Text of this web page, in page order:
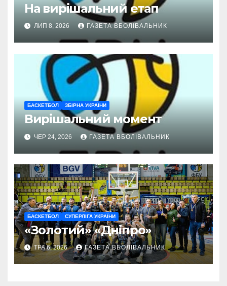
На вирішальний етап
ЛИП 8, 2026 ГАЗЕТА ВБОЛІВАЛЬНИК
БАСКЕТБОЛ ЗБІРНА УКРАЇНИ
Вирішальний момент
ЧЕР 24, 2026 ГАЗЕТА ВБОЛІВАЛЬНИК
БАСКЕТБОЛ СУПЕРЛІГА УКРАЇНИ
«Золотий» «Дніпро»
ТРА 6, 2026 ГАЗЕТА ВБОЛІВАЛЬНИК